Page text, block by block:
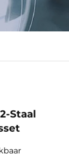
Staal